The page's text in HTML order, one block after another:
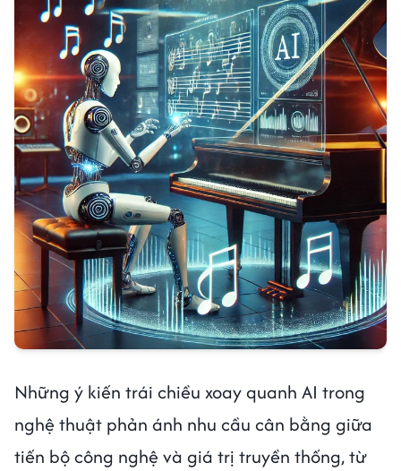
Những ý kiến trái chiều xoay quanh AI trong
nghệ thuật phản ánh nhu cầu cân bằng giữa
tiến bộ công nghệ và giá trị truyền thống, từ